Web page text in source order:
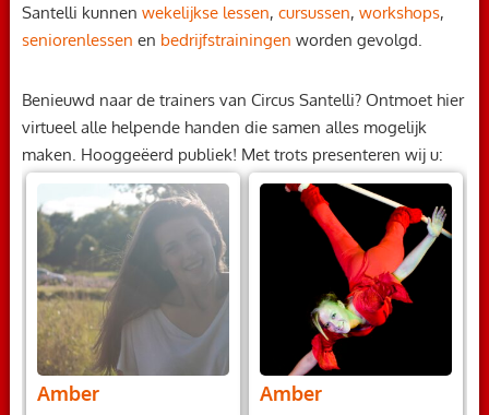
Santelli kunnenwekelijkse lessen,cursussen,workshops,
seniorenlessen en bedrijfstrainingen worden gevolgd.
Benieuwd naar de trainers van Circus Santelli? Ontmoet hier
virtueel alle helpende handen die samen alles mogelijk
maken. Hooggeëerd publiek! Met trots presenteren wij u:
Amber Amber